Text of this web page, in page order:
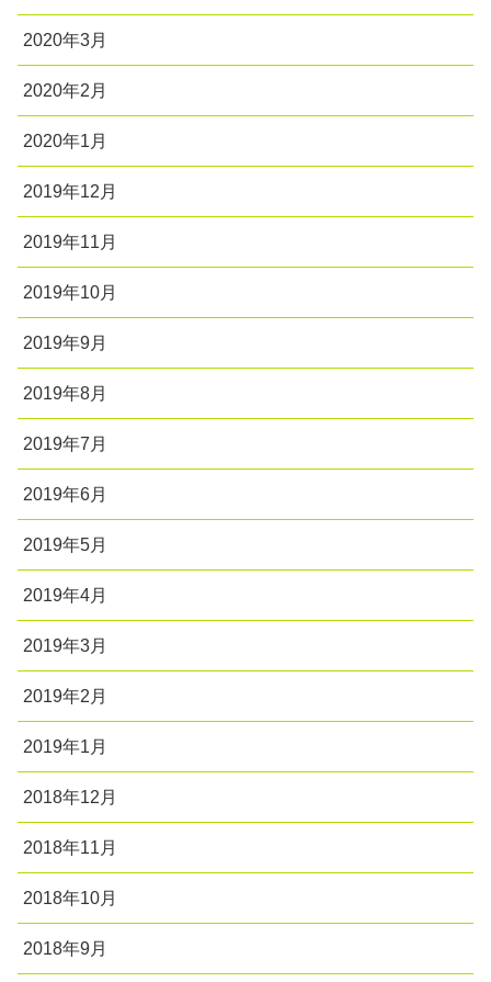
2020年3月
2020年2月
2020年1月
2019年12月
2019年11月
2019年10月
2019年9月
2019年8月
2019年7月
2019年6月
2019年5月
2019年4月
2019年3月
2019年2月
2019年1月
2018年12月
2018年11月
2018年10月
2018年9月